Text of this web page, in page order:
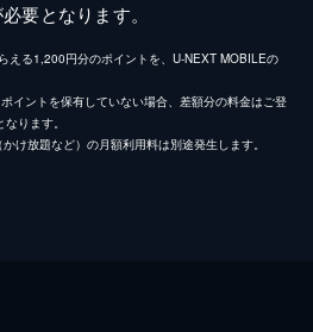
要となります。
える1,200円分のポイントを、U-NEXT MOBILEの
イントを保有していない場合、差額分の料金はご登
ります。
け放題など）の月額利用料は別途発生します。